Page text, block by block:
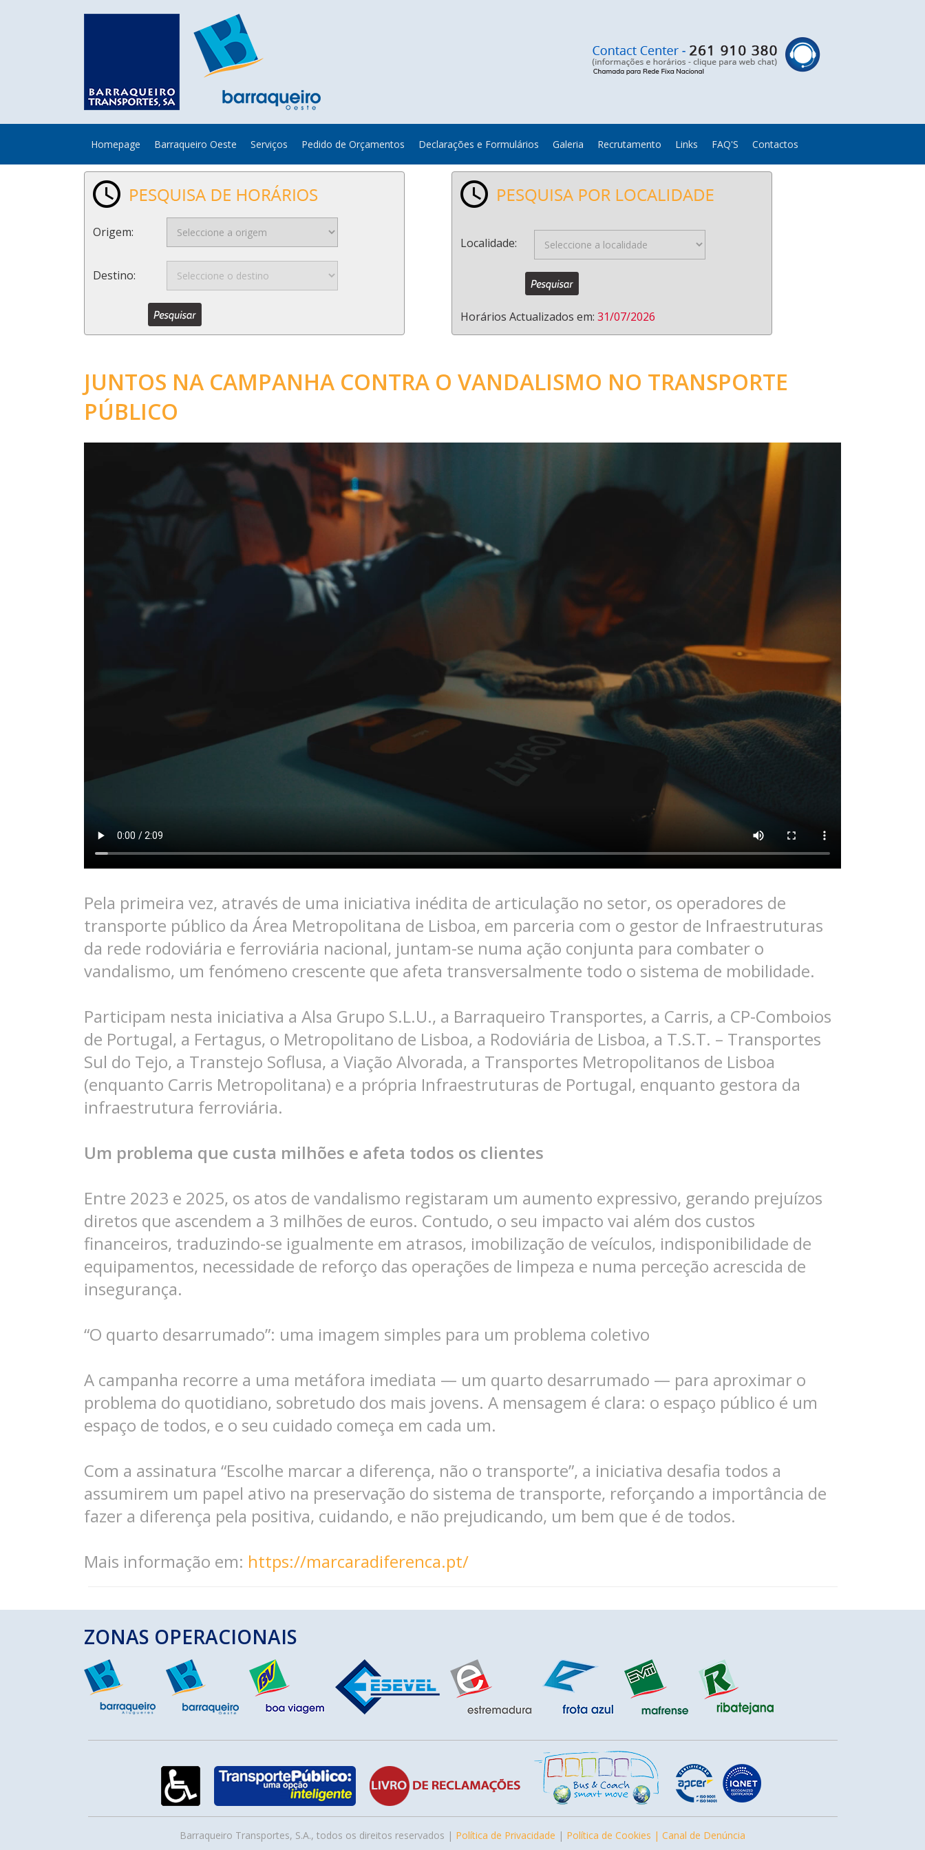
Homepage Barraqueiro Oeste Serviços Pedido de Orçamentos Declarações e Formulários Galeria Recrutamento Links FAQ'S Contactos
Origem:
Destino:
Localidade:
Horários Actualizados em: 31/07/2026
JUNTOS NA CAMPANHA CONTRA O VANDALISMO NO TRANSPORTE
PÚBLICO
Pela primeira vez, através de uma iniciativa inédita de articulação no setor, os operadores de
transporte público da Área Metropolitana de Lisboa, em parceria com o gestor de Infraestruturas
da rede rodoviária e ferroviária nacional, juntam-se numa ação conjunta para combater o
vandalismo, um fenómeno crescente que afeta transversalmente todo o sistema de mobilidade.
Participam nesta iniciativa a Alsa Grupo S.L.U., a Barraqueiro Transportes, a Carris, a CP-Comboios
de Portugal, a Fertagus, o Metropolitano de Lisboa, a Rodoviária de Lisboa, a T.S.T. – Transportes
Sul do Tejo, a Transtejo Soflusa, a Viação Alvorada, a Transportes Metropolitanos de Lisboa
(enquanto Carris Metropolitana) e a própria Infraestruturas de Portugal, enquanto gestora da
infraestrutura ferroviária.
Um problema que custa milhões e afeta todos os clientes
Entre 2023 e 2025, os atos de vandalismo registaram um aumento expressivo, gerando prejuízos
diretos que ascendem a 3 milhões de euros. Contudo, o seu impacto vai além dos custos
financeiros, traduzindo-se igualmente em atrasos, imobilização de veículos, indisponibilidade de
equipamentos, necessidade de reforço das operações de limpeza e numa perceção acrescida de
insegurança.
“O quarto desarrumado”: uma imagem simples para um problema coletivo
A campanha recorre a uma metáfora imediata — um quarto desarrumado — para aproximar o
problema do quotidiano, sobretudo dos mais jovens. A mensagem é clara: o espaço público é um
espaço de todos, e o seu cuidado começa em cada um.
Com a assinatura “Escolhe marcar a diferença, não o transporte”, a iniciativa desafia todos a
assumirem um papel ativo na preservação do sistema de transporte, reforçando a importância de
fazer a diferença pela positiva, cuidando, e não prejudicando, um bem que é de todos.
Mais informação em: https://marcaradiferenca.pt/
ZONAS OPERACIONAIS
Barraqueiro Transportes, S.A., todos os direitos reservados | Política de Privacidade | Política de Cookies | Canal de Denúncia